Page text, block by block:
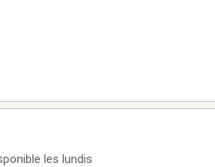
les lundis